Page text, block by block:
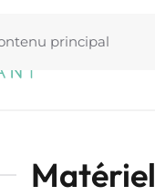
principal
Matériel